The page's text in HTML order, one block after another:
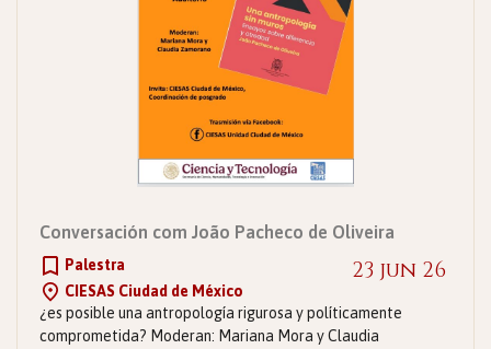
Conversación com João Pacheco de Oliveira
Palestra
CIESAS Ciudad de México
23 jun 26
¿es posible una antropología rigurosa y políticamente
comprometida? Moderan: Mariana Mora y Claudia